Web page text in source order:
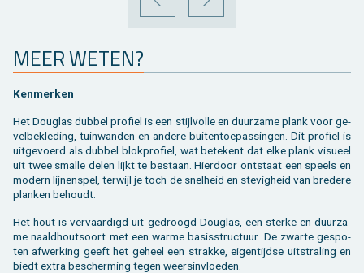
VORIGE VOLGENDE
MEER WETEN?
Ken­mer­ken
Het Dou­g­las dub­bel pro­fiel is een stijl­vol­le en duur­za­me plank voor ge­
vel­be­kle­ding, tuin­wan­den en an­de­re bui­ten­toe­pas­sin­gen. Dit pro­fiel is
uit­ge­voerd als dub­bel blok­pro­fiel, wat be­te­kent dat elke plank vi­su­eel
uit twee smal­le delen lijkt te be­staan. Hier­door ont­staat een speels en
mo­dern lij­nen­spel, ter­wijl je toch de snel­heid en ste­vig­heid van bre­de­re
plan­ken be­houdt.
Het hout is ver­vaar­digd uit ge­droogd Dou­g­las, een ster­ke en duur­za­
me naald­hout­soort met een warme ba­sis­struc­tuur. De zwar­te ge­spo­
ten af­wer­king geeft het ge­heel een strak­ke, ei­gen­tijd­se uit­stra­ling en
biedt extra be­scher­ming tegen weers­in­vloe­den.